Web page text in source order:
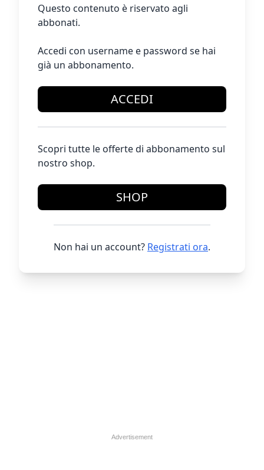
Questo contenuto è riservato agli
abbonati.
Accedi con username e password se hai
già un abbonamento.
ACCEDI
Scopri tutte le offerte di abbonamento sul
nostro shop.
SHOP
Non hai un account? Registrati ora.